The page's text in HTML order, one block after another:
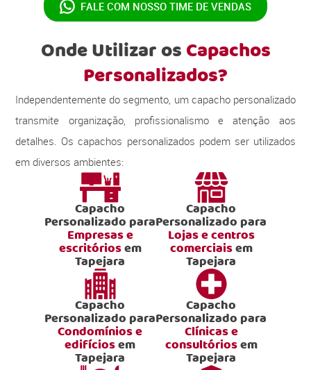
FALE COM NOSSO TIME DE VENDAS
Onde Utilizar osCapachos
Personalizados?
Independentemente do segmento, um capacho personalizado
transmite organização, profissionalismo e atenção aos
detalhes. Os capachos personalizados podem ser utilizados
em diversos ambientes:
Capacho
Personalizado para
Empresas e
escritóriosem
Tapejara
Capacho
Personalizado para
Lojas e centros
comerciaisem
Tapejara
Capacho
Personalizado para
Condomínios e
edifíciosem
Tapejara
Capacho
Personalizado para
Clínicas e
consultóriosem
Tapejara